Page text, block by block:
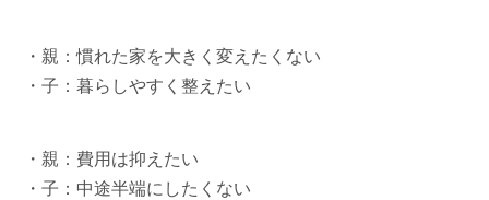
・親：慣れた家を大きく変えたくない
・子：暮らしやすく整えたい
・親：費用は抑えたい
・子：中途半端にしたくない